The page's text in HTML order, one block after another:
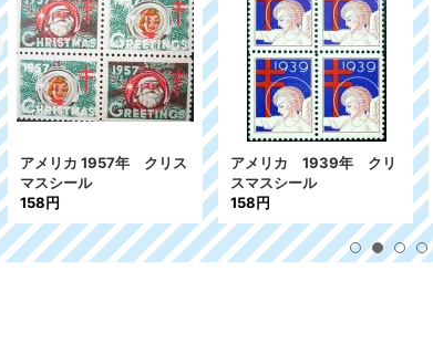
アメリカ1988年クリスマ
スシール
113円～
アメリカ1986年クリスマ
スシール
227円